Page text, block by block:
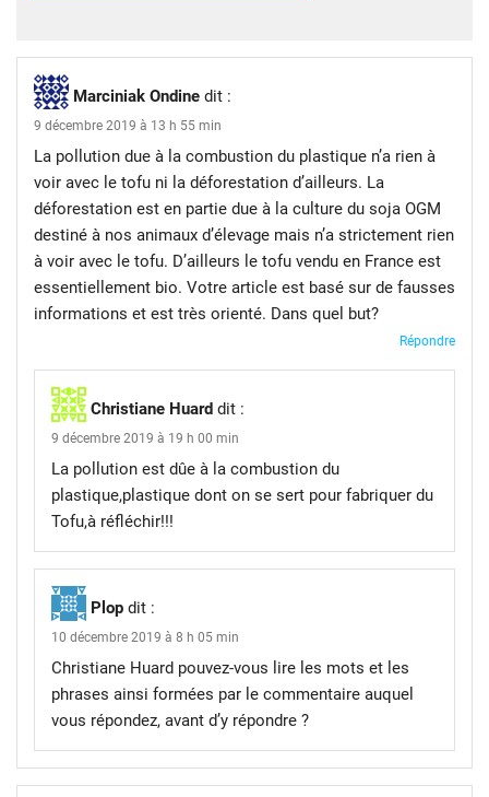
Marciniak Ondine dit :
9 décembre 2019 à 13 h 55 min
La pollution due à la combustion du plastique n’a rien à
voir avec le tofu ni la déforestation d’ailleurs. La
déforestation est en partie due à la culture du soja OGM
destiné à nos animaux d’élevage mais n’a strictement rien
à voir avec le tofu. D’ailleurs le tofu vendu en France est
essentiellement bio. Votre article est basé sur de fausses
informations et est très orienté. Dans quel but?
Répondre
Christiane Huard dit :
9 décembre 2019 à 19 h 00 min
La pollution est dûe à la combustion du
plastique,plastique dont on se sert pour fabriquer du
Tofu,à réfléchir!!!
Plop dit :
10 décembre 2019 à 8 h 05 min
Christiane Huard pouvez-vous lire les mots et les
phrases ainsi formées par le commentaire auquel
vous répondez, avant d’y répondre ?